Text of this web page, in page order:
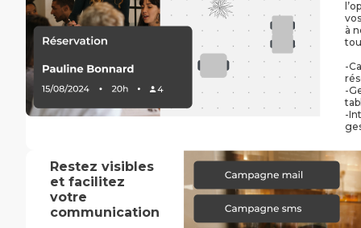
à
-
-
-
Restez visibles
et facilitez
votre
communication